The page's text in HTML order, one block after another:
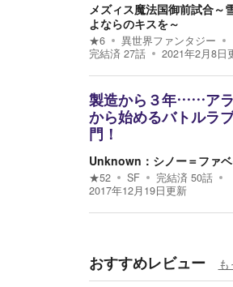
メズィス魔法国御前試合～
よならのキスを～
★6
異世界ファンタジー
完結済 27話 2021年2月8日
製造から３年……ア
から始めるバトルラ
門！
Unknown：シノー＝ファ
★52 SF 完結済 50話
2017年12月19日更新
おすすめレビュー